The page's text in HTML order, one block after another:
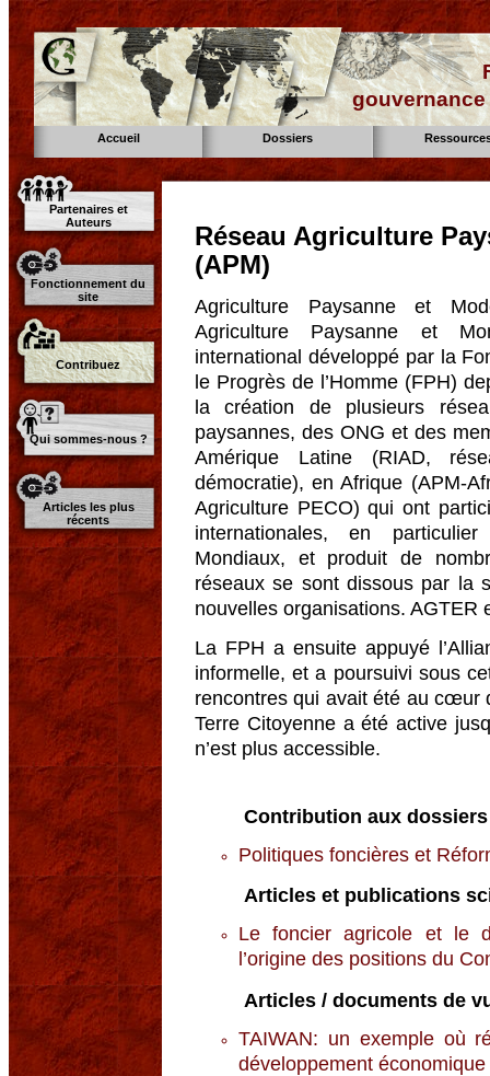
Accueil Dossiers
Partenaires et
Auteurs
Fonctionnement du
site
Contribuez
Qui sommes-nous ?
Articles les plus
récents
Réseau Agriculture
(APM)
Agriculture Paysanne et
Agriculture Paysanne et
international développé par la
le Progrès de l’Homme (FPH)
la création de plusieurs
paysannes, des ONG et des
Amérique Latine (RIAD,
démocratie), en Afrique (APM-
Agriculture PECO) qui ont
internationales, en
Mondiaux, et produit de
réseaux se sont dissous par la
nouvelles organisations. AGTER
La FPH a ensuite appuyé
informelle, et a poursuivi sous
rencontres qui avait été au cœur
Terre Citoyenne a été active
n’est plus accessible.
Contribution aux dossiers
Politiques foncières et
Articles et publications
Le foncier agricole et le
l’origine des positions du
Articles / documents de
TAIWAN: un exemple où
développement